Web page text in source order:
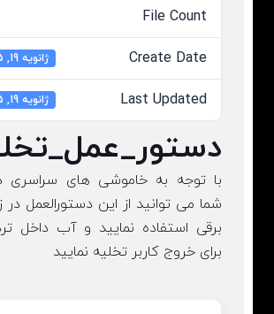
File Count
Create Date ژانویه 19, 2025
Last Updated ژانویه 19, 2025
با توجه به خاموشی های سراسری
شما می توانید از این دستورالعمل در
برقی استفاده نمایید و آب داخل
برای خروج کاربر تخلیه نمایید